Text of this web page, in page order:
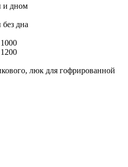
и дном
дна
люк для гофрированной